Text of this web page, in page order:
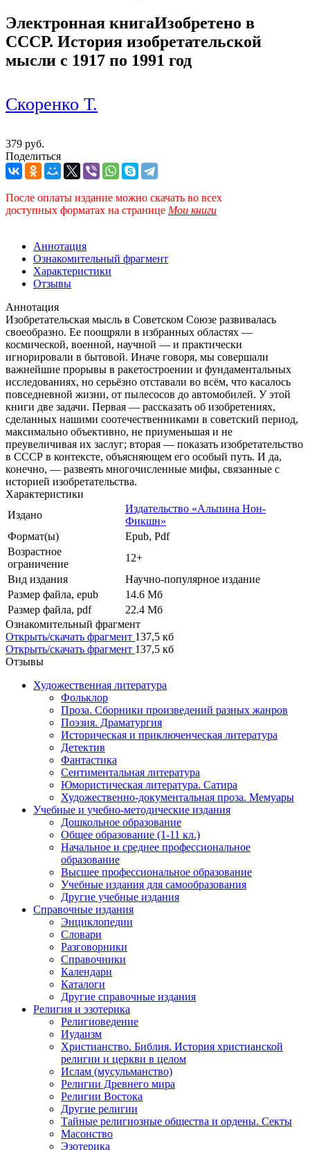
Электронная книгаИзобретено в
СССР. История изобретательской
мысли с 1917 по 1991 год
Скоренко Т.
379 руб.
Поделиться
После оплаты издание можно скачать во всех
доступных форматах на странице Мои книги
Аннотация
Ознакомительный фрагмент
Характеристики
Отзывы
Аннотация
Изобретательская мысль в Советском Союзе развивалась
своеобразно. Ее поощряли в избранных областях —
космической, военной, научной — и практически
игнорировали в бытовой. Иначе говоря, мы совершали
важнейшие прорывы в ракетостроении и фундаментальных
исследованиях, но серьёзно отставали во всём, что касалось
повседневной жизни, от пылесосов до автомобилей. У этой
книги две задачи. Первая — рассказать об изобретениях,
сделанных нашими соотечественниками в советский период,
максимально объективно, не приуменьшая и не
преувеличивая их заслуг; вторая — показать изобретательство
в СССР в контексте, объясняющем его особый путь. И да,
конечно, — развеять многочисленные мифы, связанные с
историей изобретательства.
Характеристики
Издано
Издательство «Альпина Нон-
Фикшн»
Формат(ы)
Epub, Pdf
Возрастное
ограничение
12+
Вид издания
Научно-популярное издание
Размер файла, epub
14.6 Mб
Размер файла, pdf
22.4 Mб
Ознакомительный фрагмент
Открыть/скачать фрагмент 137,5 кб
Открыть/скачать фрагмент 137,5 кб
Отзывы
Художественная литература
Фольклор
Проза. Сборники произведений разных жанров
Поэзия. Драматургия
Историческая и приключенческая литература
Детектив
Фантастика
Сентиментальная литература
Юмористическая литература. Сатира
Художественно-документальная проза. Мемуары
Учебные и учебно-методические издания
Дошкольное образование
Общее образование (1-11 кл.)
Начальное и среднее профессиональное
образование
Высшее профессиональное образование
Учебные издания для самообразования
Другие учебные издания
Справочные издания
Энциклопедии
Словари
Разговорники
Справочники
Календари
Каталоги
Другие справочные издания
Религия и эзотерика
Религиоведение
Иудаизм
Христианство. Библия. История христианской
религии и церкви в целом
Ислам (мусульманство)
Религии Древнего мира
Религии Востока
Другие религии
Тайные религиозные общества и ордены. Секты
Масонство
Эзотерика